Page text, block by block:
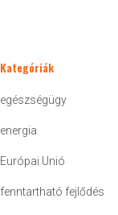
Kategóriák
egészségügy
energia
Európai Unió
fenntartható fejlődés